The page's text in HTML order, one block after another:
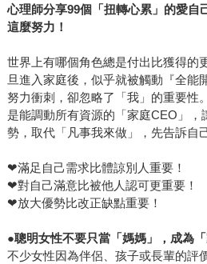
心理師分享99個「扭轉心累」的愛自
這麼努力！
世界上有哪個角色總是付出比獲得的
旦進入家庭後，似乎就被觸動『全能
努力衝刺，卻忽略了「我」的重要性
是能調動所有資源的「家庭CEO」
勢，取代「凡事我來做」，先告訴自
❤滿足自己需求比體諒別人重要！
❤對自己滿意比被他人認可更重要！
❤放大優勢比改正缺點重要！
●聰明女性不要只當「媽媽」，成為
不少女性因為伴侶、孩子或長輩的評